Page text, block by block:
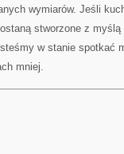
wymiarów. Jeśli
stworzone z
w stanie spotkać
mniej.